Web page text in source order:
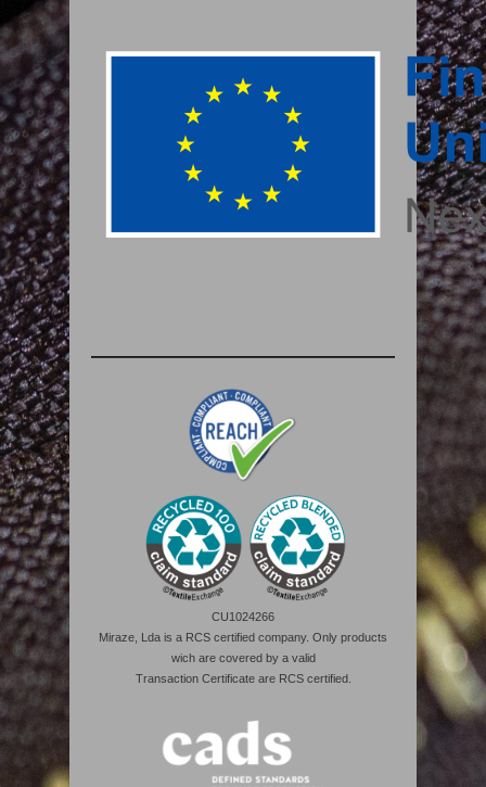
CU1024266
Miraze, Lda is a RCS certified company. Only products
wich are covered by a valid
Transaction Certificate are RCS certified.